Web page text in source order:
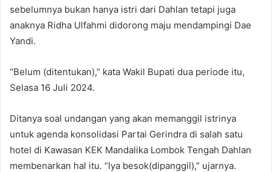
sebelumnya bukan hanya istri dari Dahlan tetapi juga
anaknya Ridha Ulfahmi didorong maju mendampingi Dae
Yandi.
“Belum (ditentukan),” kata Wakil Bupati dua periode itu,
Selasa 16 Juli 2024.
Ditanya soal undangan yang akan memanggil istrinya
untuk agenda konsolidasi Partai Gerindra di salah satu
hotel di Kawasan KEK Mandalika Lombok Tengah Dahlan
membenarkan hal itu. “Iya besok(dipanggil),” ujarnya.